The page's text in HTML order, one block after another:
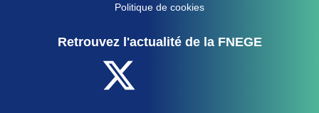
Politique de cookies
Retrouvez l'actualité de la FNEGE